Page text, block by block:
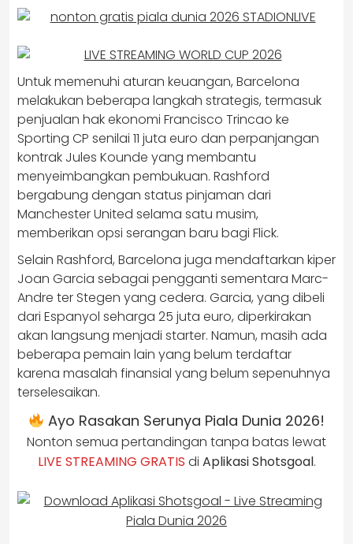
Untuk memenuhi aturan keuangan, Barcelona
melakukan beberapa langkah strategis, termasuk
penjualan hak ekonomi Francisco Trincao ke
Sporting CP senilai 11 juta euro dan perpanjangan
kontrak Jules Kounde yang membantu
menyeimbangkan pembukuan. Rashford
bergabung dengan status pinjaman dari
Manchester United selama satu musim,
memberikan opsi serangan baru bagi Flick.
Selain Rashford, Barcelona juga mendaftarkan kiper
Joan Garcia sebagai pengganti sementara Marc-
Andre ter Stegen yang cedera. Garcia, yang dibeli
dari Espanyol seharga 25 juta euro, diperkirakan
akan langsung menjadi starter. Namun, masih ada
beberapa pemain lain yang belum terdaftar
karena masalah finansial yang belum sepenuhnya
terselesaikan.
Ayo Rasakan Serunya Piala Dunia 2026!
Nonton semua pertandingan tanpa batas lewat
LIVE STREAMING GRATIS di Aplikasi Shotsgoal.